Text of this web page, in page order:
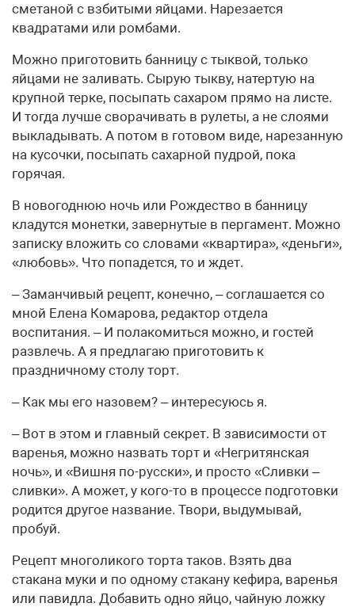
сметаной с взбитыми яйцами. Нарезается
квадратами или ромбами.
Можно приготовить банницу с тыквой, только
яйцами не заливать. Сырую тыкву, натертую на
крупной терке, посыпать сахаром прямо на листе.
И тогда лучше сворачивать в рулеты, а не слоями
выкладывать. А потом в готовом виде, нарезанную
на кусочки, посыпать сахарной пудрой, пока
горячая.
В новогоднюю ночь или Рождество в банницу
кладутся монетки, завернутые в пергамент. Можно
записку вложить со словами «квартира», «деньги»,
«любовь». Что попадется, то и ждет.
– Заманчивый рецепт, конечно, – соглашается со
мной Елена Комарова, редактор отдела
воспитания. – И полакомиться можно, и гостей
развлечь. А я предлагаю приготовить к
праздничному столу торт.
– Как мы его назовем? – интересуюсь я.
– Вот в этом и главный секрет. В зависимости от
варенья, можно назвать торт и «Негритянская
ночь», и «Вишня по-русски», и просто «Сливки –
сливки». А может, у кого-то в процессе подготовки
родится другое название. Твори, выдумывай,
пробуй.
Рецепт многоликого торта таков. Взять два
стакана муки и по одному стакану кефира, варенья
или павидла. Добавить одно яйцо, чайную ложку